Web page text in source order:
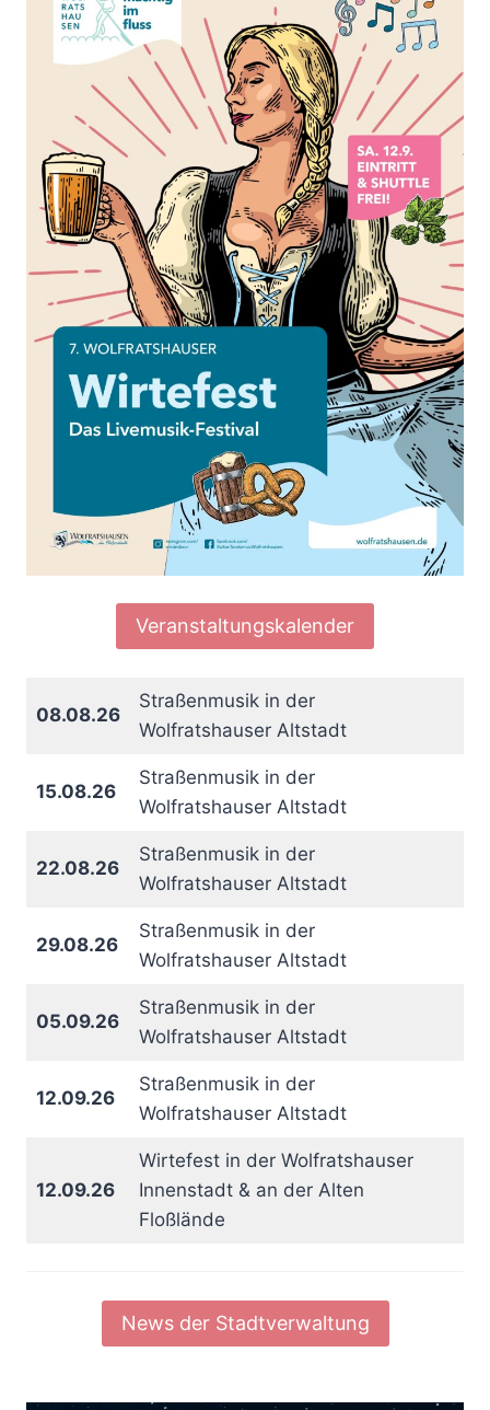
Veranstaltungskalender
08.08.26
Straßenmusik in der
Wolfratshauser Altstadt
15.08.26
Straßenmusik in der
Wolfratshauser Altstadt
22.08.26
Straßenmusik in der
Wolfratshauser Altstadt
29.08.26
Straßenmusik in der
Wolfratshauser Altstadt
05.09.26
Straßenmusik in der
Wolfratshauser Altstadt
12.09.26
Straßenmusik in der
Wolfratshauser Altstadt
12.09.26
Wirtefest in der Wolfratshauser
Innenstadt & an der Alten
Floßlände
News der Stadtverwaltung